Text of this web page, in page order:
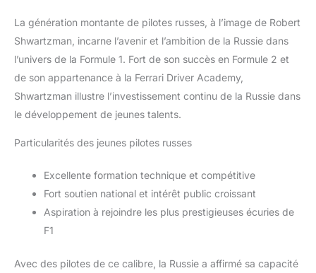
La génération montante de pilotes russes, à l’image de Robert
Shwartzman, incarne l’avenir et l’ambition de la Russie dans
l’univers de la Formule 1. Fort de son succès en Formule 2 et
de son appartenance à la Ferrari Driver Academy,
Shwartzman illustre l’investissement continu de la Russie dans
le développement de jeunes talents.
Particularités des jeunes pilotes russes
Excellente formation technique et compétitive
Fort soutien national et intérêt public croissant
Aspiration à rejoindre les plus prestigieuses écuries de
F1
Avec des pilotes de ce calibre, la Russie a affirmé sa capacité